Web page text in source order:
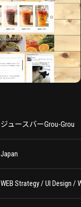
ジュースバーGrou-Grou
Japan
WEB Strategy / UI Design /